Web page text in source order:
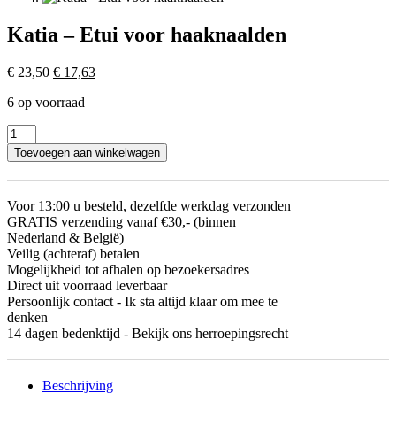
Katia – Etui voor haaknaalden
€23,50 Oorspronkelijke
was:
€ 17,63Huidige
6 op voorraad
Katia
-
Etui
voor
aantal
Toevoegen aan winkelwagen
Voor 13:00 u besteld, dezelfde werkdag verzonden
GRATIS verzending vanaf €30,- (binnen
Nederland & België)
Veilig (achteraf) betalen
Mogelijkheid tot afhalen op bezoekersadres
Direct uit voorraad leverbaar
Persoonlijk contact - Ik sta altijd klaar om mee te
denken
14 dagen bedenktijd - Bekijk ons herroepingsrecht
Beschrijving